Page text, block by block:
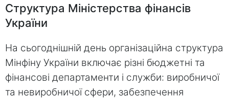
Структура Міністерства фінансів
України
На сьогоднішній день організаційна структура
Мінфіну України включає різні бюджетні та
фінансові департаменти і служби: виробничої
та невиробничої сфери, забезпечення